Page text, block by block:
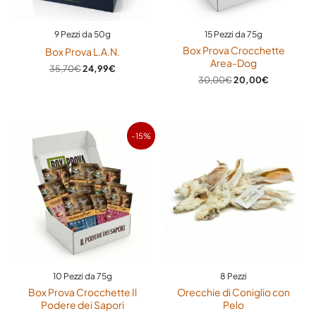
su 5
Aggiungi una recensione
Devieffettuare l’accesso
per pubblicare una
9 Pezzi da 50g
Box Prova L.A.N.
35,70€24,99€
15 Pezzi da 75g
Box Prova Crocchette
Area-Dog
30,00€20,00€
-15%
10 Pezzi da 75g
Box Prova Crocchette Il
Podere dei Sapori
Il
prezzo
originale
era:
20,00€.
prezzo
16,99€.
8 Pezzi
Orecchie di Coniglio con
Pelo